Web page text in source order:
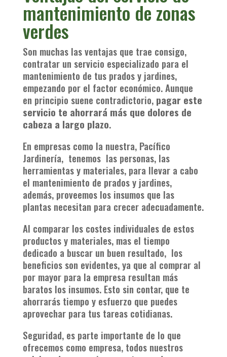
mantenimiento de zonas
verdes
Son muchas las ventajas que trae consigo,
contratar un servicio especializado para el
mantenimiento de tus prados y jardines,
empezando por el factor económico. Aunque
en principio suene contradictorio, pagar este
servicio te ahorrará más que dolores de
cabeza a largo plazo.
En empresas como la nuestra, Pacífico
Jardinería, tenemos las personas, las
herramientas y materiales, para llevar a cabo
el mantenimiento de prados y jardines,
además, proveemos los insumos que las
plantas necesitan para crecer adecuadamente.
Al comparar los costes individuales de estos
productos y materiales, mas el tiempo
dedicado a buscar un buen resultado, los
beneficios son evidentes, ya que al comprar al
por mayor para la empresa resultan más
baratos los insumos. Esto sin contar, que te
ahorrarás tiempo y esfuerzo que puedes
aprovechar para tus tareas cotidianas.
Seguridad, es parte importante de lo que
ofrecemos como empresa, todos nuestros